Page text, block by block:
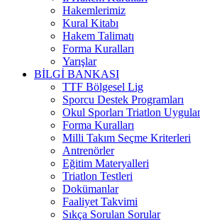
Hakemlerimiz
Kural Kitabı
Hakem Talimatı
Forma Kuralları
Yarışlar
BİLGİ BANKASI
TTF Bölgesel Lig
Sporcu Destek Programları
Okul Sporları Triatlon
Forma Kuralları
Milli Takım Seçme Kriterleri
Antrenörler
Eğitim Materyalleri
Triatlon Testleri
Dokümanlar
Faaliyet Takvimi
Sıkça Sorulan Sorular